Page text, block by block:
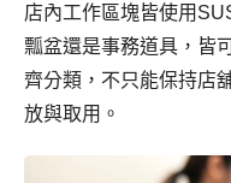
店內工作區塊皆使用
瓢盆還是事務道具，皆
齊分類，不只能保持店
放與取用。